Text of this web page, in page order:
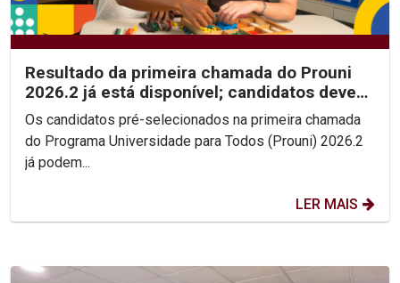
Resultado da primeira chamada do Prouni
2026.2 já está disponível; candidatos devem
enviar...
Os candidatos pré-selecionados na primeira chamada
do Programa Universidade para Todos (Prouni) 2026.2
já podem...
LER MAIS